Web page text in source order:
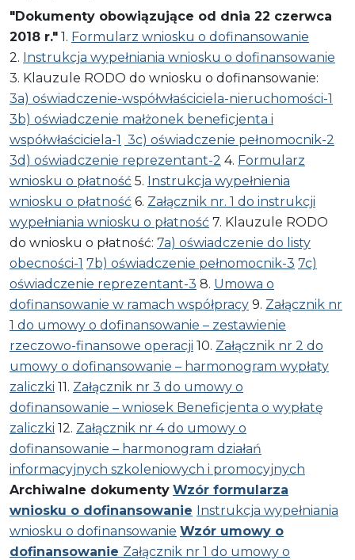
"Dokumenty obowiązujące od dnia 22 czerwca
2018 r." 1. Formularz wniosku o dofinansowanie
2. Instrukcja wypełniania wniosku o dofinansowanie
3. Klauzule RODO do wniosku o dofinansowanie:
3a) oświadczenie-współwłaściciela-nieruchomości-1
3b) oświadczenie małżonek beneficjenta i
współwłaściciela-1 3c) oświadczenie pełnomocnik-2
3d) oświadczenie reprezentant-2 4. Formularz
wniosku o płatność 5. Instrukcja wypełnienia
wniosku o płatność 6. Załącznik nr. 1 do instrukcji
wypełniania wniosku o płatność 7. Klauzule RODO
do wniosku o płatność: 7a) oświadczenie do listy
obecności-1 7b) oświadczenie pełnomocnik-3 7c)
oświadczenie reprezentant-3 8. Umowa o
dofinansowanie w ramach współpracy 9. Załącznik nr
1 do umowy o dofinansowanie – zestawienie
rzeczowo-finansowe operacji 10. Załącznik nr 2 do
umowy o dofinansowanie – harmonogram wypłaty
zaliczki 11. Załącznik nr 3 do umowy o
dofinansowanie – wniosek Beneficjenta o wypłatę
zaliczki 12. Załącznik nr 4 do umowy o
dofinansowanie – harmonogram działań
informacyjnych szkoleniowych i promocyjnych
Archiwalne dokumenty Wzór formularza
wniosku o dofinansowanie Instrukcja wypełniania
wniosku o dofinansowanie Wzór umowy o
dofinansowanie Załącznik nr 1 do umowy o